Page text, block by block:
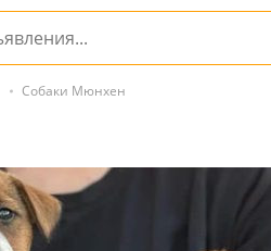
Собаки Мюнхен